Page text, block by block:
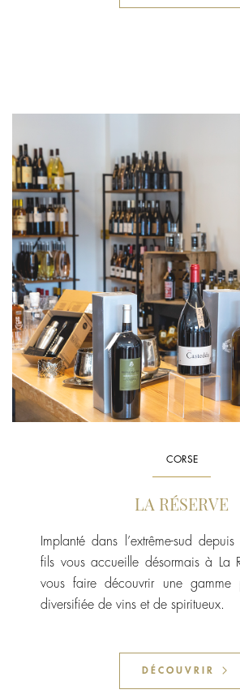
CORSE
LA RÉSERVE
Implanté dans l’extrême-sud
fils vous accueille désormais à La
vous faire découvrir une gamme
diversifiée de vins et de spiritueux.
DÉCOUVRIR